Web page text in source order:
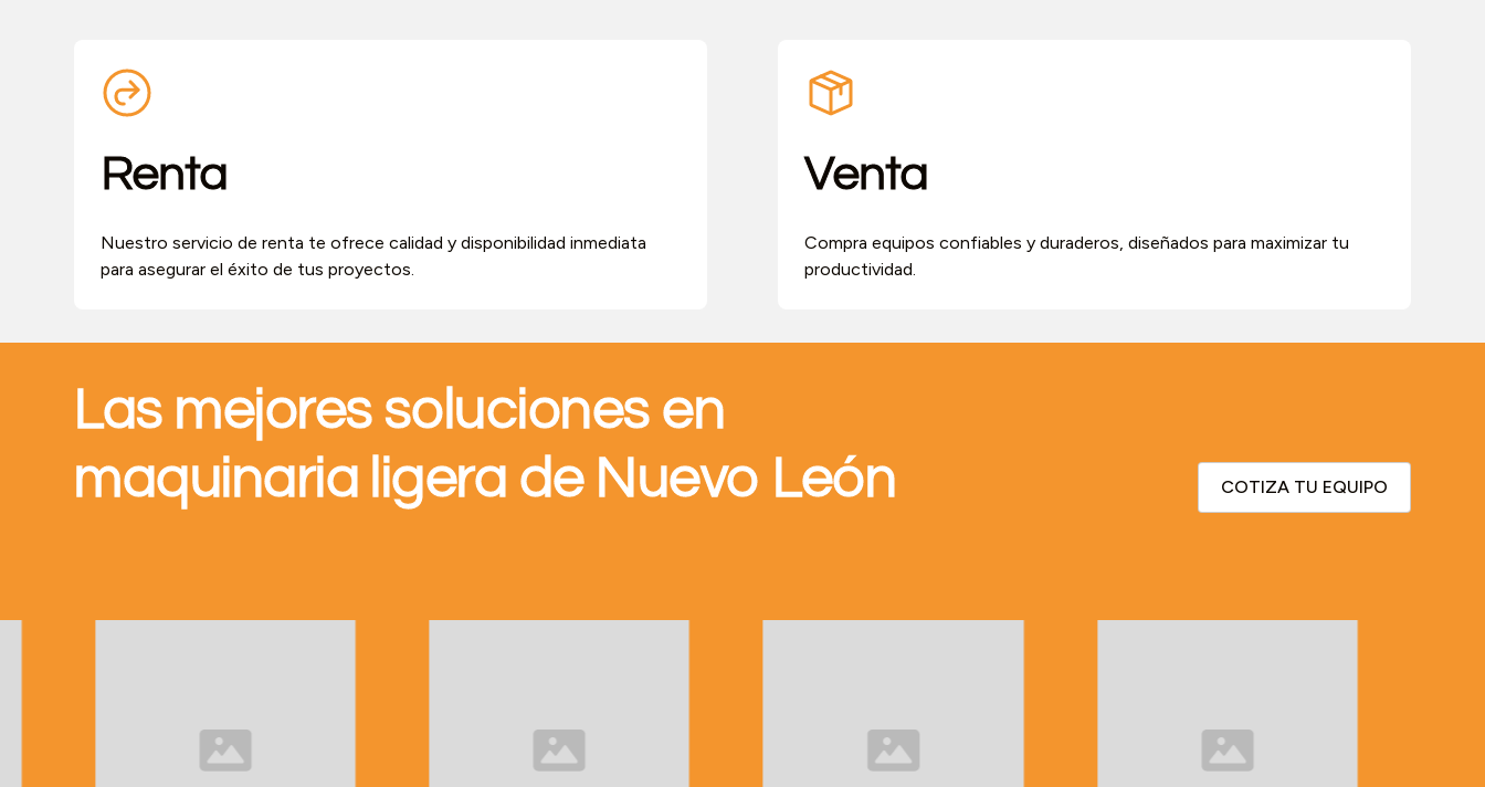
Renta
Nuestro servicio de renta te ofrece calidad y disponibilidad inmediata
para asegurar el éxito de tus proyectos.
Venta
Compra equipos confiables y duraderos, diseñados para maximizar tu
productividad.
Las mejores soluciones en
maquinaria ligera de Nuevo León
COTIZA TU EQUIPO